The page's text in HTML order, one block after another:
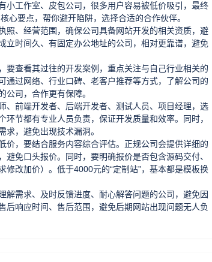
小工作室、皮包公司，很多用户容易被低价吸引，最终
心要点，帮你避开陷阱，选择合适的合作伙伴。
照、经营范围，确保公司具备网站开发的相关资质，避
时间久、有固定办公地址的公司，相对更靠谱，避免
查看其过往的开发案例，重点关注与自己行业相关的
过网络、行业口碑、老客户推荐等方式，了解公司的
司，合作更有保障。
、前端开发者、后端开发者、测试人员、项目经理，选
节都有专业人员负责，保证开发质量和效率。同时，
，避免出现技术漏洞。
，要结合服务内容综合评估。正规公司会提供详细的
免口头报价。同时，要明确报价是否包含源码交付、
改加价）。低于4000元的“定制站”，基本都是模板换
需求、及时反馈进度、耐心解答问题的公司，避免因
响应时间、售后范围，避免后期网站出现问题无人负